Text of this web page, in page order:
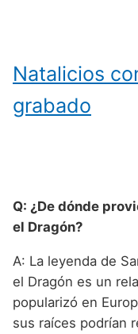
Natalicios
grabado
Q: ¿De dónde
el Dragón?
A: La leyenda de
el Dragón es un
popularizó en
sus raíces podrían